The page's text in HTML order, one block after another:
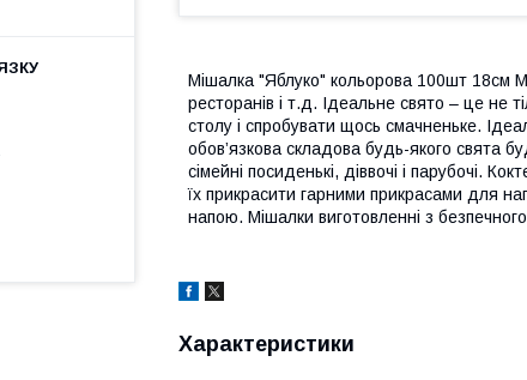
Мішалка "Яблуко" кольорова 100шт 18см
ресторанів і т.д. Ідеальне свято – це не
столу і спробувати щось смачненьке.
обов’язкова складова будь-якого свята
сімейні посиденькі, діввочі і парубочі.
їх прикрасити гарними прикрасами для
напою. Мішалки виготовленні з
Характеристики